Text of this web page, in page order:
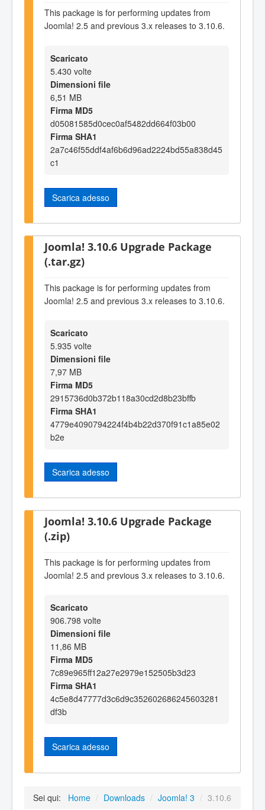
This package is for performing updates from
Joomla! 2.5 and previous 3.x releases to 3.10.6.
Scaricato
5.430 volte
Dimensioni file
6,51 MB
Firma MD5
d05081585d0cec0af5482dd664f03b00
Firma SHA1
2a7c46f55ddf4af6b6d96ad2224bd55a838d45
c1
Scarica adesso
Joomla! 3.10.6 Upgrade Package
(.tar.gz)
This package is for performing updates from
Joomla! 2.5 and previous 3.x releases to 3.10.6.
Scaricato
5.935 volte
Dimensioni file
7,97 MB
Firma MD5
2915736d0b372b118a30cd2d8b23bffb
Firma SHA1
4779e4090794224f4b4b22d370f91c1a85e02
b2e
Scarica adesso
Joomla! 3.10.6 Upgrade Package
(.zip)
This package is for performing updates from
Joomla! 2.5 and previous 3.x releases to 3.10.6.
Scaricato
906.798 volte
Dimensioni file
11,86 MB
Firma MD5
7c89e965ff12a27e2979e152505b3d23
Firma SHA1
4c5e8d47777d3c6d9c352602686245603281
df3b
Scarica adesso
Sei qui: Home / Downloads / Joomla! 3 / 3.10.6